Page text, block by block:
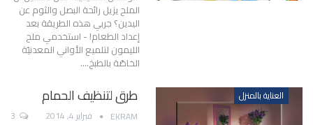
الملح يزيل رائحة البصل والثوم عن
اليدين؟ جربي هذه الطريقة بعد
إعداد الطعام! - استخدمي ملح
الليمون لتلميع الأواني المعدنيّة
الخاصّة بالطبخ.…
العناية بالمنزل طرق لتنظيف الحمام
EKRAM فبراير 4, 2014